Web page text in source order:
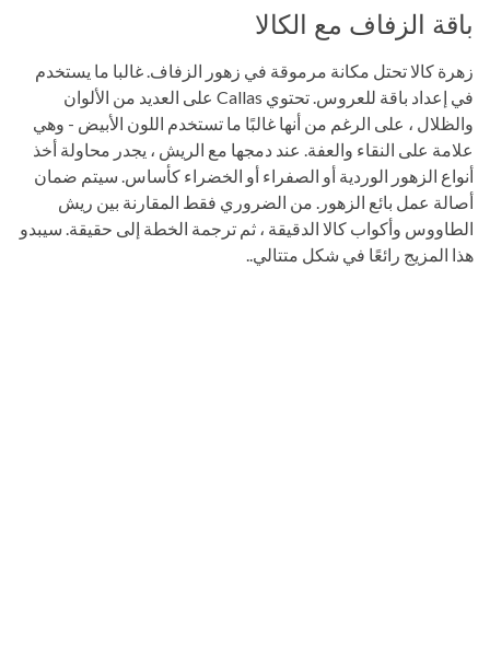
باقة الزفاف مع الكالا
زهرة كالا تحتل مكانة مرموقة في زهور الزفاف. غالبا ما يستخدم
في إعداد باقة للعروس. تحتوي Callas على العديد من الألوان
والظلال ، على الرغم من أنها غالبًا ما تستخدم اللون الأبيض - وهي
علامة على النقاء والعفة. عند دمجها مع الريش ، يجدر محاولة أخذ
أنواع الزهور الوردية أو الصفراء أو الخضراء كأساس. سيتم ضمان
أصالة عمل بائع الزهور. من الضروري فقط المقارنة بين ريش
الطاووس وأكواب كالا الدقيقة ، ثم ترجمة الخطة إلى حقيقة. سيبدو
هذا المزيج رائعًا في شكل متتالي..